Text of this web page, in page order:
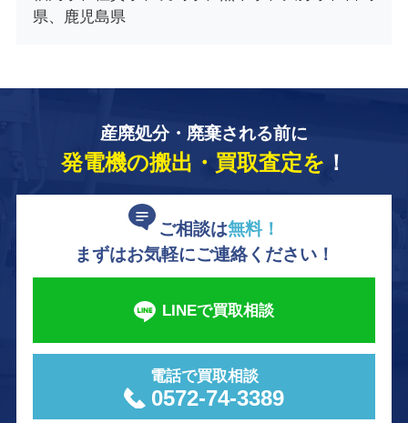
県、鹿児島県
産廃処分・廃棄される前に
発電機の搬出・買取査定を ！
ご相談は無料！
まずはお気軽にご連絡ください！
LINEで買取相談
電話で買取相談
0572-74-3389